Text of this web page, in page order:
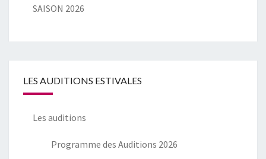
SAISON 2026
LES AUDITIONS ESTIVALES
Les auditions
Programme des Auditions 2026